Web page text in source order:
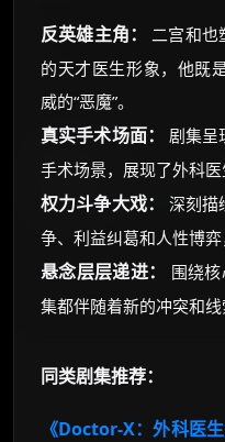
反英雄主角：
二宫和也
的天才医生形象，他既
威的“恶魔”。
真实手术场面：
剧集呈
手术场景，展现了外科医
权力斗争大戏：
深刻描
争、利益纠葛和人性博弈
悬念层层递进：
围绕
集都伴随着新的冲突和线
同类剧集推荐：
《Doctor-X：外科医